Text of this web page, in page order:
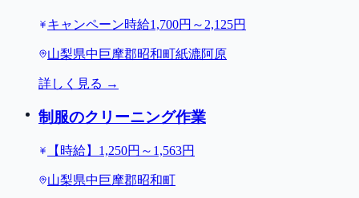
キャンペーン時給1,700円～2,125円
山梨県中巨摩郡昭和町紙漉阿原
詳しく見る →
制服のクリーニング作業
【時給】1,250円～1,563円
山梨県中巨摩郡昭和町